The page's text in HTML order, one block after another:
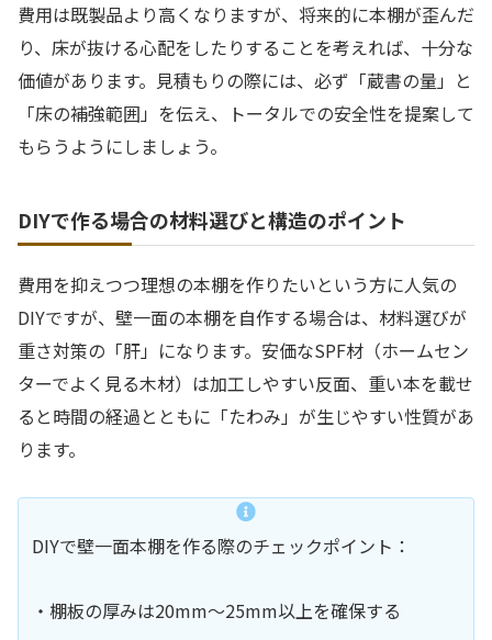
費用は既製品より高くなりますが、将来的に本棚が歪んだ
り、床が抜ける心配をしたりすることを考えれば、十分な
価値があります。見積もりの際には、必ず「蔵書の量」と
「床の補強範囲」を伝え、トータルでの安全性を提案して
もらうようにしましょう。
DIYで作る場合の材料選びと構造のポイント
費用を抑えつつ理想の本棚を作りたいという方に人気の
DIYですが、壁一面の本棚を自作する場合は、材料選びが
重さ対策の「肝」になります。安価なSPF材（ホームセン
ターでよく見る木材）は加工しやすい反面、重い本を載せ
ると時間の経過とともに「たわみ」が生じやすい性質があ
ります。
DIYで壁一面本棚を作る際のチェックポイント：
・棚板の厚みは20mm〜25mm以上を確保する